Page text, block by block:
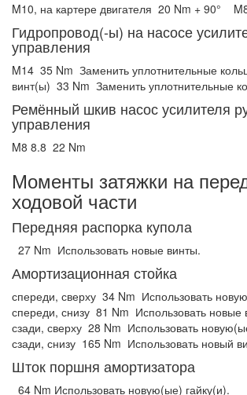
M10, на картере двигателя 20 Nm + 90°
Гидропровод(-ы) на насосе
управления
M14 35 Nm Заменить уплотнительные
винт(ы) 33 Nm Заменить уплотнительные
Ремённый шкив насос усилителя
управления
M8 8.8 22 Nm
Моменты затяжки на
ходовой части
Передняя распорка купола
27 Nm Использовать новые винты.
Амортизационная стойка
спереди, сверху 34 Nm Использовать
спереди, снизу 81 Nm Использовать новые
сзади, сверху 28 Nm Использовать
сзади, снизу 165 Nm Использовать новый
Шток поршня амортизатора
64 Nm Использовать новую(ые) гайку(и).